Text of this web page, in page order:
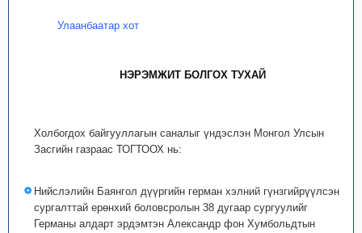
Улаанбаатар хот
НЭРЭМЖИТ БОЛГОХ ТУХАЙ
Холбогдох байгууллагын саналыг үндэслэн Монгол Улсын
Засгийн газраас ТОГТООХ нь:
Нийслэлийн Баянгол дүүргийн герман хэлний гүнзгийрүүлсэн
сургалттай ерөнхий боловсролын 38 дугаар сургуулийг
Германы алдарт эрдэмтэн Александр фон Хумбольдтын